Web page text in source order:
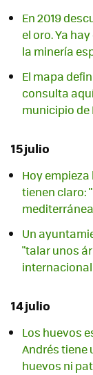
En 2019
el oro. Ya
la minería
El mapa
consulta
municipio de
15 julio
Hoy
tienen claro:
Un
"talar unos
14 julio
Los huevos
Andrés tiene
huevos ni